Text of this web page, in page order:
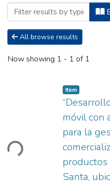
All browse results
Now showing 1 - 1 of 1
Item
móvil con
para la
productos
Santa,